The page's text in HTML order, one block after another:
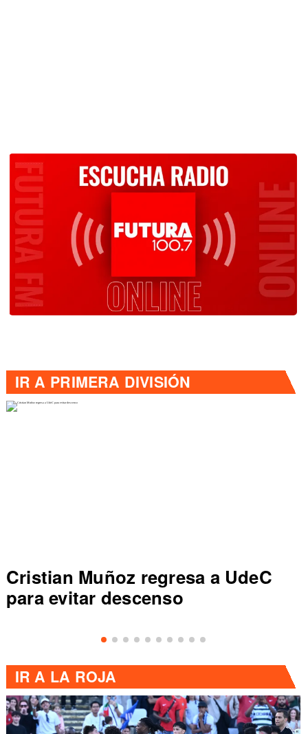
IR A PRIMERA DIVISIÓN
Cristian Muñoz regresa a UdeC
para evitar descenso
IR A LA ROJA